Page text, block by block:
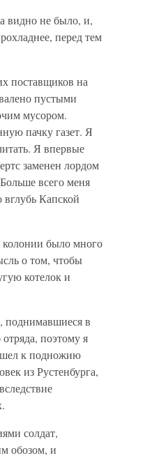
видно не было, и,
перед тем
поставщиков на
пустыми
мусором.
пачку газет. Я
Я впервые
заменен лордом
всего меня
вглубь Капской
колонии было много
о том, чтобы
котелок и
поднимавшиеся в
поэтому я
к подножию
из Рустенбурга,
солдат,
обозом, и